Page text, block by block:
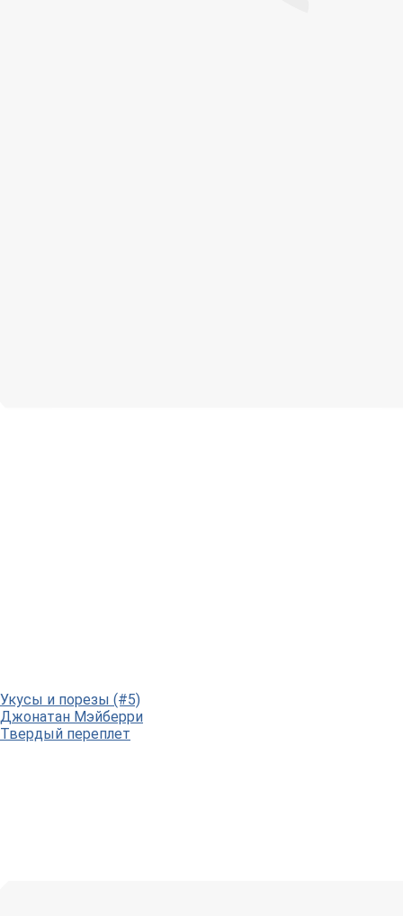
Укусы и порезы (#5)
Джонатан Мэйберри
Твердый переплет